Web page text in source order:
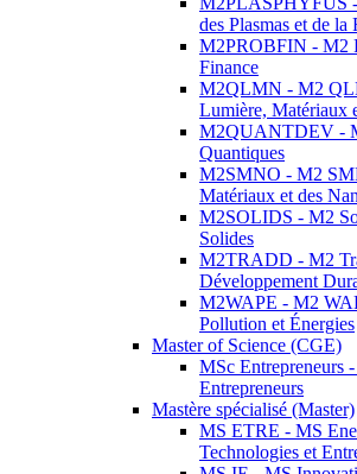
des Plasmas et de la
M2PROBFIN - M2
Finance
M2QLMN - M2
Lumière, Matériaux
M2QUANTDEV -
Quantiques
M2SMNO - M2
Matériaux et des
M2SOLIDS - M2
Solides
M2TRADD - M2
Développement
M2WAPE - M2
Pollution et Énergies
Master of Science (CGE)
MSc Entrepreneurs
Entrepreneurs
Mastère spécialisé (Master)
MS ETRE - MS
Technologies et